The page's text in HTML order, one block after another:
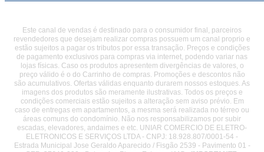
Este canal de vendas é destinado para o consumidor final, parceiros
revendedores que desejam realizar compras possuem um canal proprio e
estão sujeitos a pagar os tributos por essa transação. Preços e condições
de pagamento exclusivos para compras via internet, podendo variar nas
lojas físicas. Caso os produtos apresentem divergências de valores, o
preço válido é o do Carrinho de compras. Promoções e descontos não
são acumulativos. Ofertas válidas enquanto durarem nossos estoques. As
imagens dos produtos são meramente ilustrativas. Todos os preços e
condições comerciais estão sujeitos a alteração sem aviso prévio. Em
caso de entregas em apartamentos, a mesma será realizada no térreo ou
áreas comuns do condomínio. Não nos responsabilizamos por subir
escadas, elevadores, andaimes e etc. UNIAR COMERCIO DE ELETRO-
ELETRONICOS E SERVIÇOS LTDA - CNPJ: 18.928.807/0001-54 -
Estrada Municipal Jose Geraldo Aparecido / Fisgão 2539 - Pavimento 01 -